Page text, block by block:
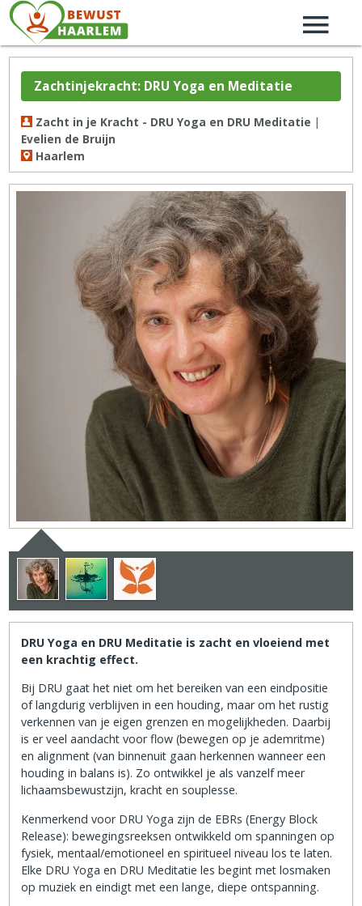
Zachtinjekracht: DRU Yoga en Meditatie
Zacht in je Kracht - DRU Yoga en DRU Meditatie |
Evelien de Bruijn
Haarlem
DRU Yoga en DRU Meditatie is zacht en vloeiend met
een krachtig effect.
Bij DRU gaat het niet om het bereiken van een eindpositie
of langdurig verblijven in een houding, maar om het rustig
verkennen van je eigen grenzen en mogelijkheden. Daarbij
is er veel aandacht voor flow (bewegen op je ademritme)
en alignment (van binnenuit gaan herkennen wanneer een
houding in balans is). Zo ontwikkel je als vanzelf meer
lichaamsbewustzijn, kracht en souplesse.
Kenmerkend voor DRU Yoga zijn de EBRs (Energy Block
Release): bewegingsreeksen ontwikkeld om spanningen op
fysiek, mentaal/emotioneel en spiritueel niveau los te laten.
Elke DRU Yoga en DRU Meditatie les begint met losmaken
op muziek en eindigt met een lange, diepe ontspanning.